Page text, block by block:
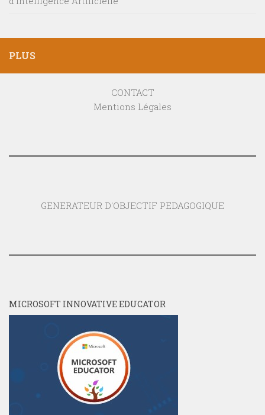
PLUS
CONTACT
Mentions Légales
GENERATEUR D'OBJECTIF PEDAGOGIQUE
MICROSOFT INNOVATIVE EDUCATOR